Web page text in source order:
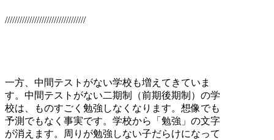
/////////////////////////////////
一方、中間テストがない学校も増えてきていま
す。中間テストがない二期制（前期後期制）の学
校は、ものすごく勉強しなくなります。想像でも
予測でもなく事実です。学校から「勉強」の文字
が消えます。周りが勉強しない子だらけになって